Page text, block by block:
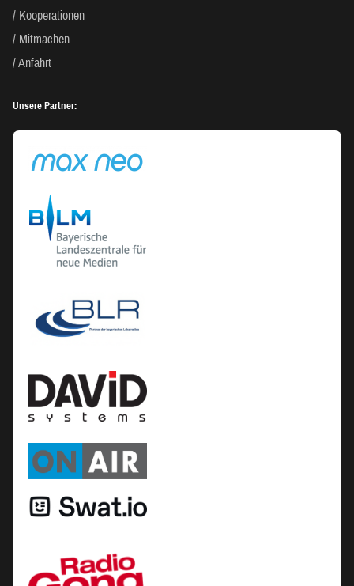
Kooperationen
Mitmachen
Anfahrt
Unsere Partner: